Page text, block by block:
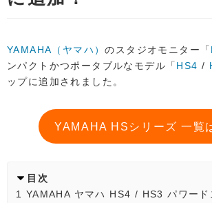
YAMAHA（ヤマハ）のスタジオモニター「
ンパクトかつポータブルなモデル「 HS4 /
ップに追加されました。
YAMAHA HSシリーズ 一覧
目次
1 YAMAHA ヤマハ HS4 / HS3 パワード